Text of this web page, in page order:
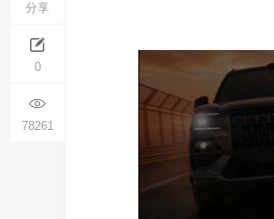
分享
0
78261